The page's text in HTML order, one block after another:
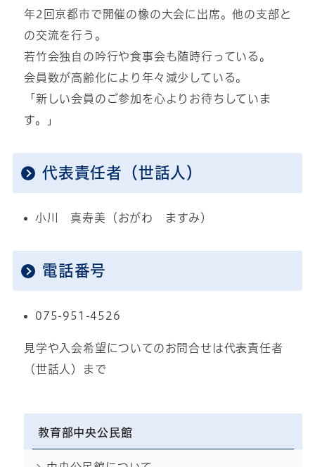
年2回京都市で開催の橡の大会に出席。他の支部と
の交流を行う。
若竹会独自の吟行や食事会も随時行っている。
会員数が高齢化により年々減少している。
「新しい会員のご参加を心よりお待ちしていま
す。」
代表責任者（世話人）
小川 真寿美（おがわ ますみ）
電話番号
075-951-4526
見学や入会希望についてのお問合せは代表責任者
（世話人）まで
教育部中央公民館